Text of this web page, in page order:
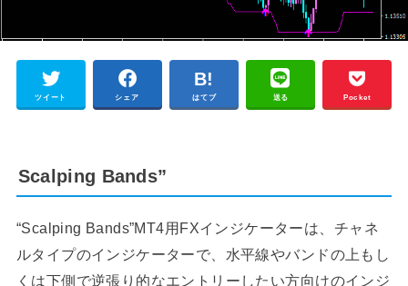
ツイート シェア はてブ 送る Pocket
Scalping Bands”
“Scalping Bands”MT4用FXインジケーターは、チャネ
ルタイプのインジケーターで、水平線やバンドの上もし
くは下側で逆張り的なエントリーしたい方向けのインジ